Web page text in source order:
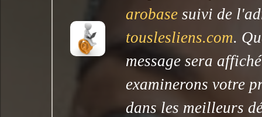
arobase suivi de
touslesliens.com.
message sera
examinerons votre
dans les meilleurs